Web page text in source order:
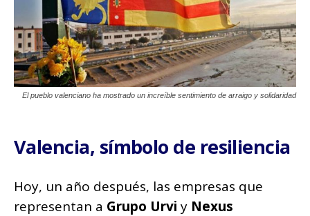
El pueblo valenciano ha mostrado un increíble sentimiento de arraigo y solidaridad
Valencia, símbolo de resiliencia
Hoy, un año después, las empresas que
representan a Grupo Urvi y Nexus